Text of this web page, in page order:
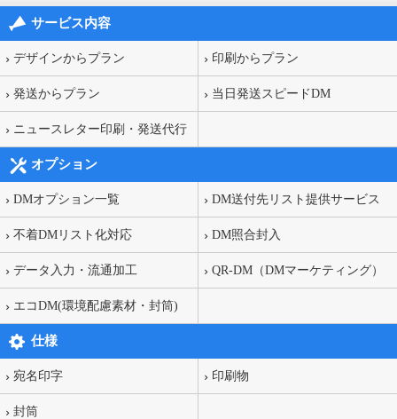
サービス内容
デザインからプラン 印刷からプラン
発送からプラン 当日発送スピードDM
ニュースレター印刷・発送代行
オプション
DMオプション一覧 DM送付先リスト提供サービス
不着DMリスト化対応 DM照合封入
データ入力・流通加工 QR-DM（DMマーケティング）
エコDM(環境配慮素材・封筒)
仕様
宛名印字 印刷物
封筒